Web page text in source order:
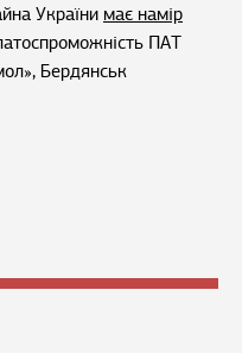
України має намір
ПАТ
Бердянськ